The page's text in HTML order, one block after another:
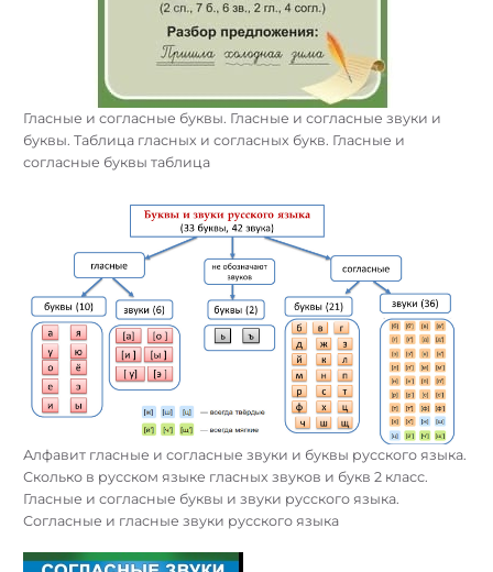
Гласные и согласные буквы. Гласные и согласные звуки и
буквы. Таблица гласных и согласных букв. Гласные и
согласные буквы таблица
Алфавит гласные и согласные звуки и буквы русского языка.
Сколько в русском языке гласных звуков и букв 2 класс.
Гласные и согласные буквы и звуки русского языка.
Согласные и гласные звуки русского языка